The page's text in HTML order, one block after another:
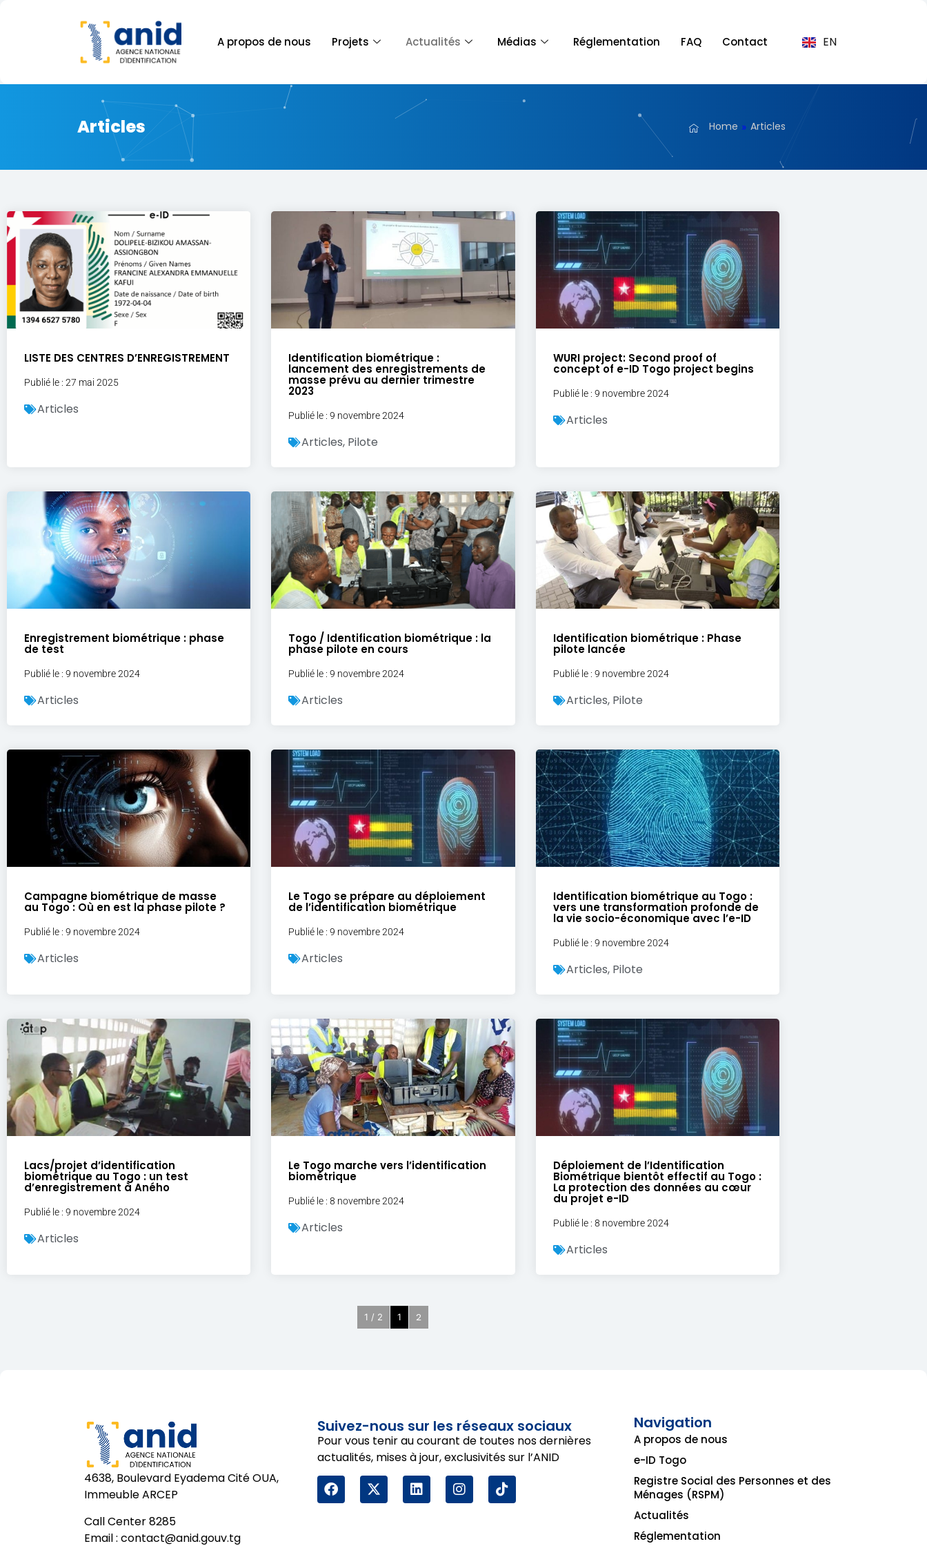
A propos de nous Projets Actualités Médias Réglementation FAQ Contact EN
Articles Home » Articles
LISTE DES CENTRES D’ENREGISTREMENT
Publié le : 27 mai 2025
Articles
Identification biométrique :
lancement des enregistrements de
masse prévu au dernier trimestre
2023
Publié le : 9 novembre 2024
Articles, Pilote
WURI project: Second proof of
concept of e-ID Togo project begins
Publié le : 9 novembre 2024
Articles
Enregistrement biométrique : phase
de test
Publié le : 9 novembre 2024
Articles
Togo / Identification biométrique : la
phase pilote en cours
Publié le : 9 novembre 2024
Articles
Identification biométrique : Phase
pilote lancée
Publié le : 9 novembre 2024
Articles, Pilote
Campagne biométrique de masse
au Togo : Où en est la phase pilote ?
Publié le : 9 novembre 2024
Articles
Le Togo se prépare au déploiement
de l’identification biométrique
Publié le : 9 novembre 2024
Articles
Identification biométrique au Togo :
vers une transformation profonde de
la vie socio-économique avec l’e-ID
Publié le : 9 novembre 2024
Articles, Pilote
Lacs/projet d’identification
biométrique au Togo : un test
d’enregistrement à Aného
Publié le : 9 novembre 2024
Articles
Le Togo marche vers l’identification
biométrique
Publié le : 8 novembre 2024
Articles
Déploiement de l’Identification
Biométrique bientôt effectif au Togo :
La protection des données au cœur
du projet e-ID
Publié le : 8 novembre 2024
Articles
1 / 2 1 2
4638, Boulevard Eyadema Cité OUA,
Immeuble ARCEP
Call Center 8285
Email : contact@anid.gouv.tg
Suivez-nous sur les réseaux sociaux
Pour vous tenir au courant de toutes nos dernières
actualités, mises à jour, exclusivités sur l’ANID
Navigation
A propos de nous
e-ID Togo
Registre Social des Personnes et des
Ménages (RSPM)
Actualités
Réglementation